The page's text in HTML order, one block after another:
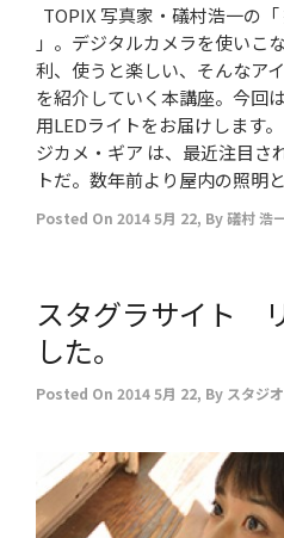
TOPIX 写真家・礒村浩一の
」。デジタルカメラを使いこ
利、使うと楽しい、そんなア
を紹介していく本講座。今回
用LEDライトをお届けします
ジカメ・ギア は、最近注目さ
トだ。数年前より屋内の照明
Posted On 2014 5月 22, By礒村 浩
スタグラサイト
した。
Posted On 2014 5月 22, By スタジ